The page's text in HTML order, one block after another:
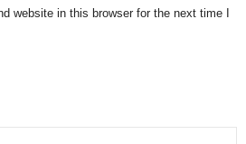
website in this browser for the next time I